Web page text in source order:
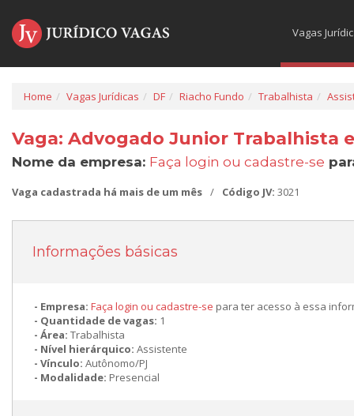
Vagas
Home Vagas Jurídicas DF Riacho Fundo Trabalhista
Vaga: Advogado Junior Trabalhista
Nome da empresa: Faça login ou cadastre-se
Vaga cadastrada há mais de um mês / Código JV: 3021
Informações básicas
Empresa: Faça login ou cadastre-se para ter acesso à essa
Quantidade de vagas: 1
Área: Trabalhista
Nível hierárquico: Assistente
Vínculo: Autônomo/PJ
Modalidade: Presencial